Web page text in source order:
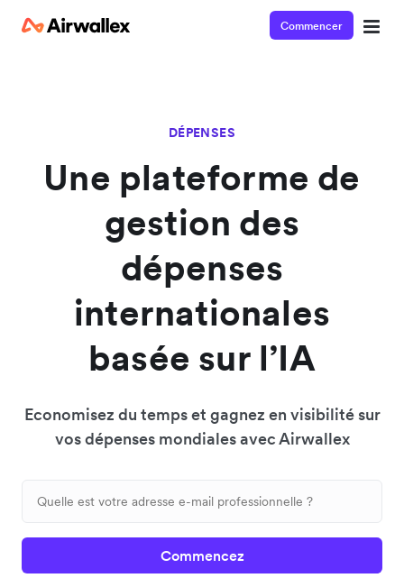
Commencer
DÉPENSES
Une plateforme de
gestion des
dépenses
internationales
basée sur l’IA
Economisez du temps et gagnez en visibilité sur
vos dépenses mondiales avec Airwallex
Commencez